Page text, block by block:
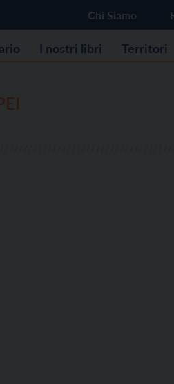
Chi Siamo
I nostri libri Territori